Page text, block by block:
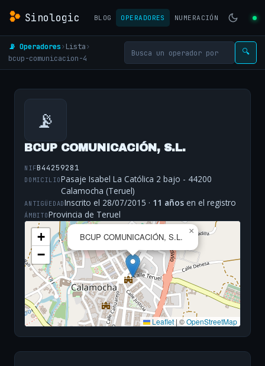
Sinologic BLOG OPERADORES NUMERACIÓN
📡 Operadores› Lista›
bcup-comunicacion-4
🔍
📡
BCUP COMUNICACIÓN, S.L.
NIFB44259281
DOMICILIOPasaje Isabel La Católica 2 bajo - 44200
Calamocha (Teruel)
ANTIGÜEDADInscrito el 28/07/2015 · 11 años en el registro
ÁMBITOProvincia de Teruel
BCUP COMUNICACIÓN, S.L.
×
+
−
Leaflet | ©OpenStreetMap